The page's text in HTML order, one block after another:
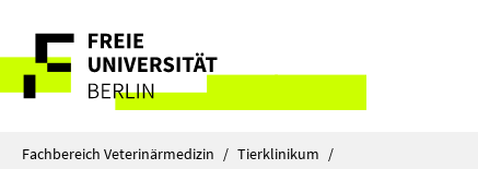
direkt
Inhalt
Service-
Navigation
Fachbereich Veterinärmedizin / Tierklinikum /